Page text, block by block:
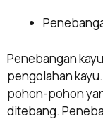
Penebangan
pengolahan
pohon-pohon
ditebang.